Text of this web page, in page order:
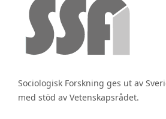
Sociologisk Forskning ges ut av
med stöd av Vetenskapsrådet.